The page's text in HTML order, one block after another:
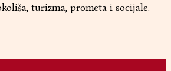
turizma, prometa i socijale.